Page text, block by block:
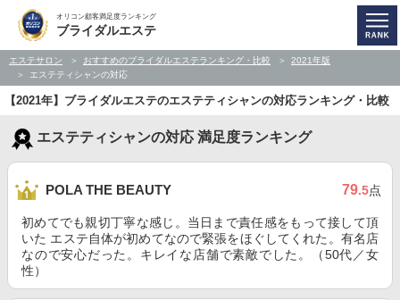
オリコン顧客満足度ランキング
ブライダルエステ
エステサロン おすすめのブライダルエステランキング・比較
2021年版
エステティシャンの対応
【2021年】ブライダルエステのエステティシャンの対応ランキング・比較
エステティシャンの対応 満足度ランキング
POLA THE BEAUTY 79.5点
初めてでも親切丁寧な感じ。当日まで責任感をもって接して頂
いた エステ自体が初めてなので緊張をほぐしてくれた。有名店
なので安心だった。キレイな店舗で素敵でした。（50代／女
性）